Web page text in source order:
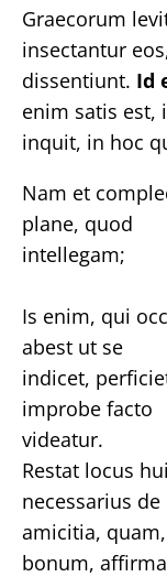
Graecorum
insectantur
dissentiunt. Id
enim satis est,
inquit, in hoc
Nam et
plane, quod
intellegam;
Is enim, qui
abest ut se
indicet,
improbe facto
videatur.
Restat locus
necessarius de
amicitia,
bonum,